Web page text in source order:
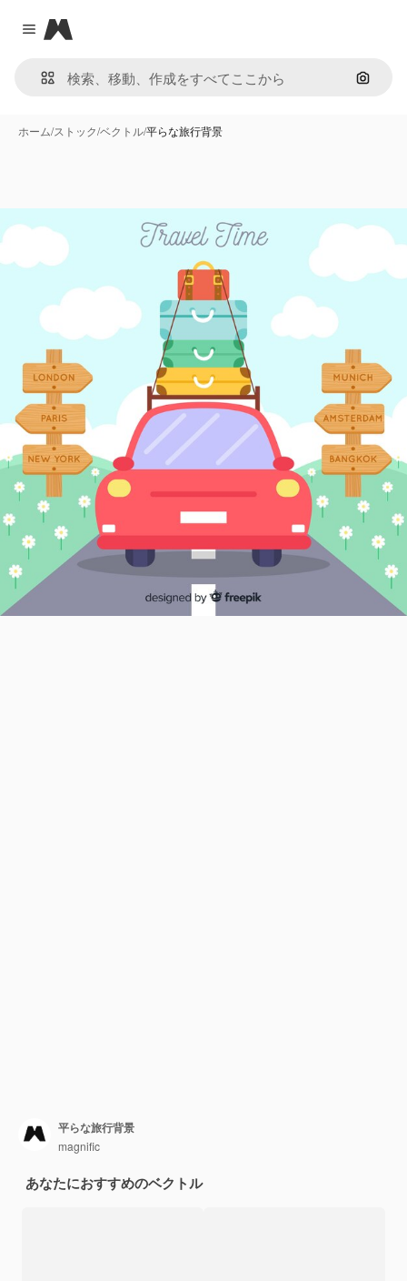
Close menu
Magnific
画像で
ホーム/ストック/ベクトル/平らな旅行背景
平らな旅行背景
magnific
あなたにおすすめのベクトル